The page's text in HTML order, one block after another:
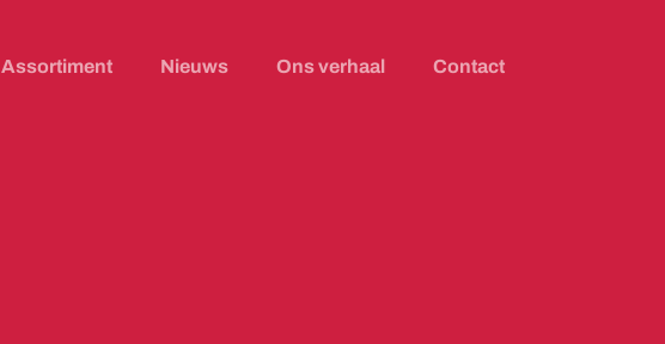
Assortiment Nieuws Ons verhaal Contact